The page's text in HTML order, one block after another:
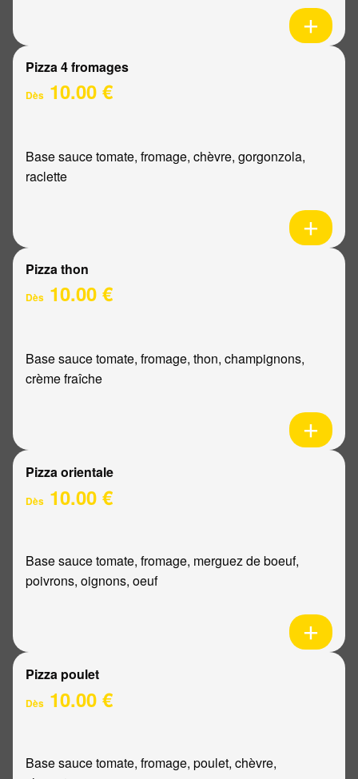
Pizza 4 fromages
Dès 10.00 €
Base sauce tomate, fromage, chèvre, gorgonzola,
raclette
Pizza thon
Dès 10.00 €
Base sauce tomate, fromage, thon, champignons,
crème fraîche
Pizza orientale
Dès 10.00 €
Base sauce tomate, fromage, merguez de boeuf,
poivrons, oignons, oeuf
Pizza poulet
Dès 10.00 €
Base sauce tomate, fromage, poulet, chèvre,